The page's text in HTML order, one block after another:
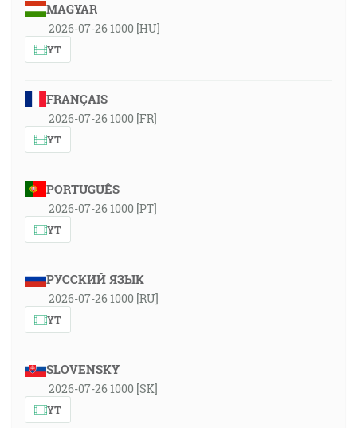
MAGYAR
2026-07-26 1000 [HU]
YT
FRANÇAIS
2026-07-26 1000 [FR]
YT
PORTUGUÊS
2026-07-26 1000 [PT]
YT
РУССКИЙ ЯЗЫК
2026-07-26 1000 [RU]
YT
SLOVENSKY
2026-07-26 1000 [SK]
YT